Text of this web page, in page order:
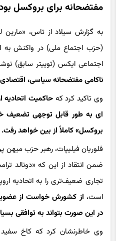
(حزب اجتماع ملی) در واکنش
اجتماعی ایکس (توییتر سابق)
ناکامی مفتضحانه سیاسی،
وی تاکید کرد کهحاکمیت اتحادیه
ای به طور قابل توجهی تضعیف
بروکسل» کاملاً از بین خواهد رفت.
فلوریان فیلیپات، رهبر حزب میهن
ضمن انتقاد از این که «دونالد
تجاری ضعیف‌تری را به اتحادیه
است،از کشورش خواست از عضویت
در این صورت بتواند به توافقی
کالاهای وارداتی از انگلیس